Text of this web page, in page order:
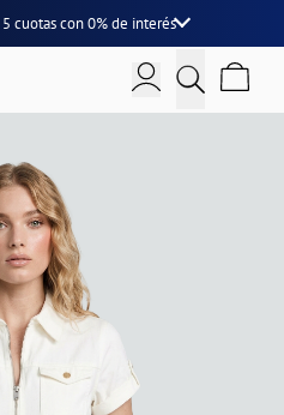
5 cuotascon0% de interés